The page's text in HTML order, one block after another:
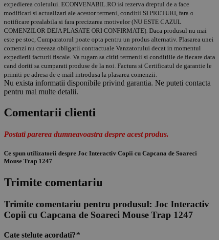
expedierea coletului. ECONVENABIL.RO isi rezerva dreptul de a face
modificari si actualizari ale acestor termeni, conditii SI PRETURI, fara o
notificare prealabila si fara precizarea motivelor (NU ESTE CAZUL
COMENZILOR DEJA PLASATE ORI CONFIRMATE). Daca produsul nu mai
este pe stoc, Cumparatorul poate opta pentru un produs alternativ. Plasarea unei
comenzi nu creeaza obligatii contractuale Vanzatorului decat in momentul
expedierii facturii fiscale. Va rugam sa cititi termenii si conditiile de fiecare data
cand doriti sa cumparati produse de la noi. Factura si Certificatul de garantie le
primiti pe adresa de e-mail introdusa la plasarea comenzii.
Nu exista informatii disponibile privind garantia. Ne puteti contacta
pentru mai multe detalii.
Comentarii clienti
Postati parerea dumneavoastra despre acest produs.
Ce spun utilizatorii despre Joc Interactiv Copii cu Capcana de Soareci
Mouse Trap 1247
Trimite comentariu
Trimite comentariu pentru produsul: Joc Interactiv
Copii cu Capcana de Soareci Mouse Trap 1247
Cate stelute acordati?*